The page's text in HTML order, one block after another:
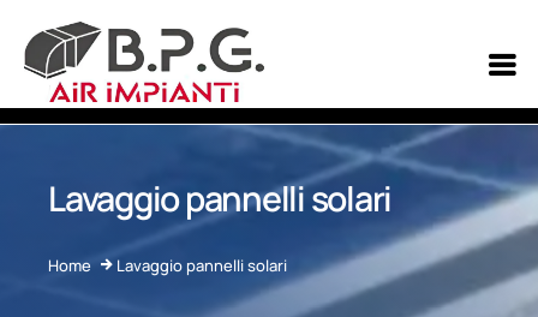
Home
Servizi
Lavaggio pannelli solari
Home Lavaggio pannelli solari